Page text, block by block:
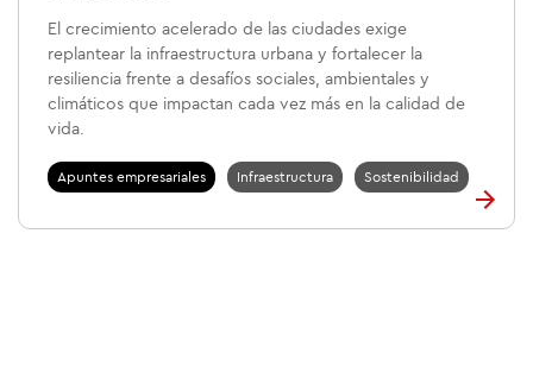
El crecimiento acelerado de las ciudades exige
replantear la infraestructura urbana y fortalecer la
resiliencia frente a desafíos sociales, ambientales y
climáticos que impactan cada vez más en la calidad de
vida.
Apuntes empresariales Infraestructura Sostenibilidad